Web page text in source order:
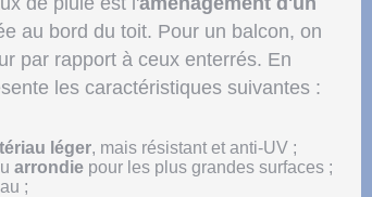
au bord du toit. Pour un balcon, on
par rapport à ceux enterrés. En
les caractéristiques suivantes :
léger, mais résistant et anti-UV ;
arrondie pour les plus grandes surfaces ;
;